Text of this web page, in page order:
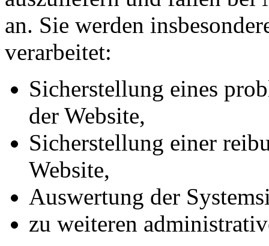
an. Sie werden
verarbeitet:
Sicherstellung eines
der Website,
Sicherstellung einer
Website,
Auswertung der
zu weiteren